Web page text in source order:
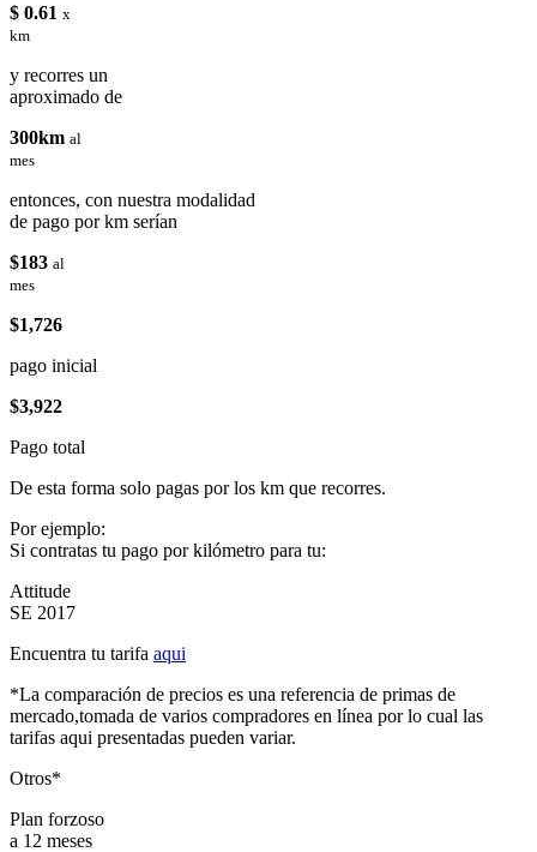
$ 0.61 x
km
y recorres un
aproximado de
300km al
mes
entonces, con nuestra modalidad
de pago por km serían
$183 al
mes
$1,726
pago inicial
$3,922
Pago total
De esta forma solo pagas por los km que recorres.
Por ejemplo:
Si contratas tu pago por kilómetro para tu:
Attitude
SE 2017
Encuentra tu tarifa aqui
*La comparación de precios es una referencia de primas de
mercado,tomada de varios compradores en línea por lo cual las
tarifas aqui presentadas pueden variar.
Otros*
Plan forzoso
a 12 meses